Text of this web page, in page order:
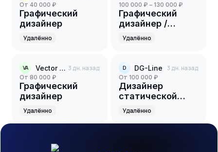
от 40 000 ₽
Графический
дизайнер
Удалённо
100 000 ₽ – 130 000 ₽
Графический
дизайнер /
Визуализатор
(FinTech &
Удалённо
VA Vector ads 3 дн. назад
от 80 000 ₽
Графический
дизайнер
Удалённо
D DG-Line 3 дн. назад
от 100 000 ₽
Дизайнер
статической
графики
Удалённо